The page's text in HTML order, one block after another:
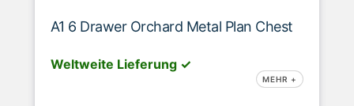
A1 6 Drawer Orchard Metal Plan Chest
Weltweite Lieferung ✓
MEHR +